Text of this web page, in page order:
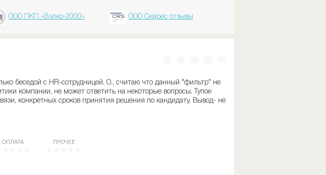
ООО ПКП «Вэлко-2000» ООО Сиарес отзывы
беседой с HR-сотрудницей. О., считаю что данный "фильтр" не
компании, не может ответить на некоторые вопросы. Тупое
конкретных сроков принятия решения по кандидату. Вывод- не
ОПЛАТА ПРОЧЕЕ